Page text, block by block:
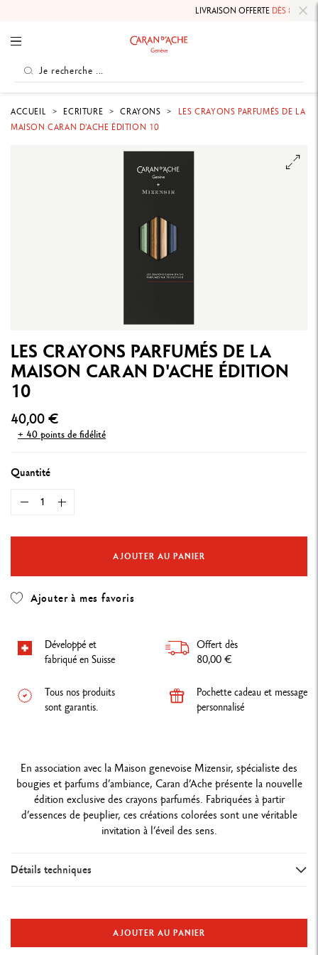
LIVRAISON OFFERTEDÈS 80 €
ACCUEIL ECRITURE CRAYONS
LES CRAYONS PARFUMÉS DE LA
MAISON CARAN D'ACHE ÉDITION 10
LES CRAYONS PARFUMÉS DE LA
MAISON CARAN D'ACHE ÉDITION
10
40,00 €
+ 40 points de fidélité
Quantité
AJOUTER AU PANIER
Ajouter à mes favoris
Développé et
fabriqué en Suisse
Offert dès
80,00 €
Tous nos produits
sont garantis.
Pochette cadeau et message
personnalisé
En association avec la Maison genevoise Mizensir, spécialiste des
bougies et parfums d’ambiance, Caran d’Ache présente la nouvelle
édition exclusive des crayons parfumés. Fabriquées à partir
d’essences de peuplier, ces créations colorées sont une véritable
invitation à l’éveil des sens.
Détails techniques
Crayons graphite
AJOUTER AU PANIER